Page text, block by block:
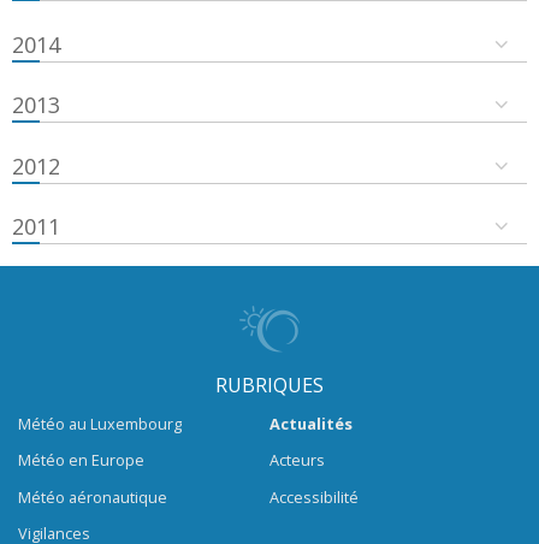
2014
2013
2012
2011
RUBRIQUES
Météo au Luxembourg
Météo en Europe
Météo aéronautique
Vigilances
Actualités
Acteurs
Accessibilité